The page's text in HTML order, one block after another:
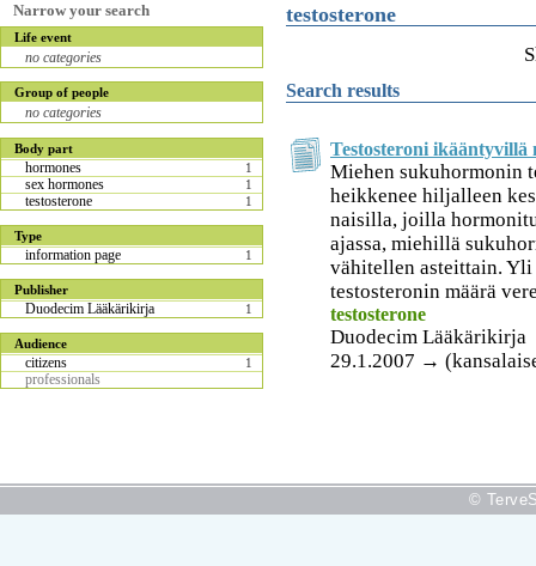
Narrow your search
Life event
no categories
Group of people
no categories
Body part
hormones 1
sex hormones 1
testosterone 1
Type
information page 1
Publisher
Duodecim Lääkärikirja 1
Audience
citizens 1
professionals
testosterone
Search results
Testosteroni ikääntyvillä
Miehen sukuhormonin
heikkenee hiljalleen
naisilla, joilla
ajassa, miehillä
vähitellen asteittain.
testosteronin määrä
testosterone
Duodecim Lääkärikirja
29.1.2007 →
©